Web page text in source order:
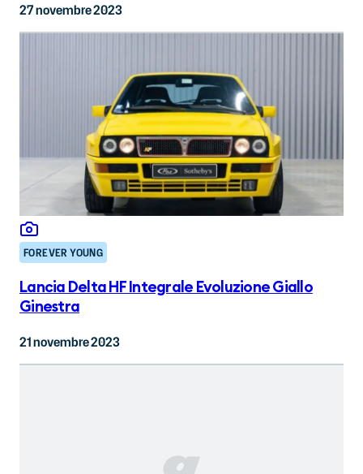
27 novembre 2023
FOREVER YOUNG
Lancia Delta HF Integrale Evoluzione Giallo
Ginestra
21 novembre 2023